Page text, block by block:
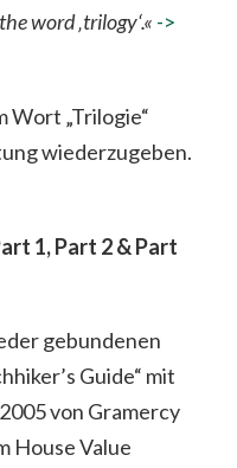
word ‚trilogy‘.« ->
Wort „Trilogie“
wiederzugeben.
1, Part 2 & Part
gebundenen
Guide“ mit
von Gramercy
House Value